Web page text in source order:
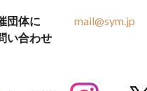
団体に
い合わせ
mail@sym.jp